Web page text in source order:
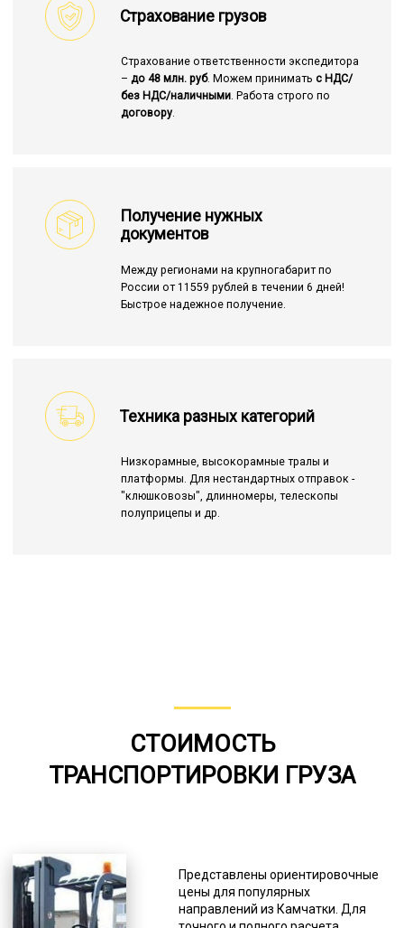
Страхование грузов
Страхование ответственности экспедитора
– до 48 млн. руб. Можем принимать с НДС/
без НДС/наличными. Работа строго по
договору.
Получение нужных
документов
Между регионами на крупногабарит по
России от 11559 рублей в течении 6 дней!
Быстрое надежное получение.
Техника разных категорий
Низкорамные, высокорамные тралы и
платформы. Для нестандартных отправок -
"клюшковозы", длинномеры, телескопы
полуприцепы и др.
СТОИМОСТЬ
ТРАНСПОРТИРОВКИ ГРУЗА
Представлены ориентировочные
цены для популярных
направлений из Камчатки. Для